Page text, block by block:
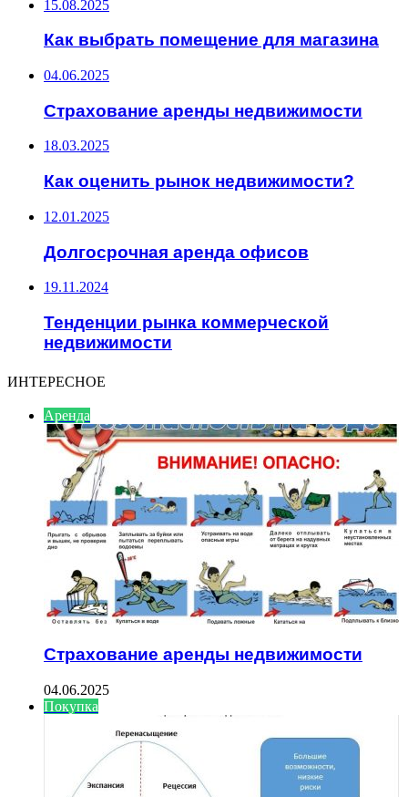
15.08.2025
Как выбрать помещение для магазина
04.06.2025
Страхование аренды недвижимости
18.03.2025
Как оценить рынок недвижимости?
12.01.2025
Долгосрочная аренда офисов
19.11.2024
Тенденции рынка коммерческой
недвижимости
ИНТЕРЕСНОЕ
Аренда
Страхование аренды недвижимости
04.06.2025
Покупка